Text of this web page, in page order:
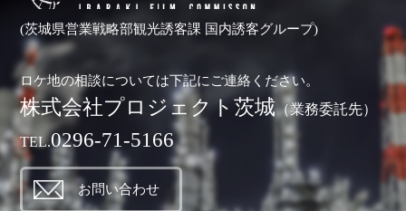
(茨城県営業戦略部観光誘客課 国内誘客グループ)
ロケ地の相談については下記にご連絡ください。
株式会社プロジェクト茨城（業務委託先）
TEL.0296-71-5166
お問い合わせ